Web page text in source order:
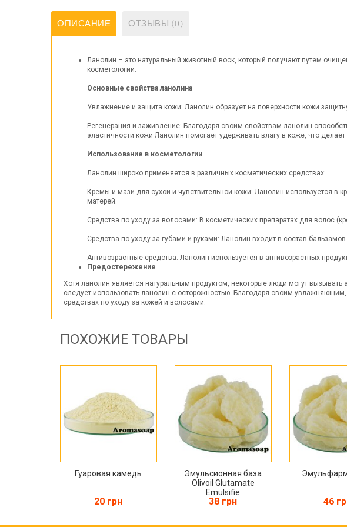
ОПИСАНИЕ ОТЗЫВЫ (0)
Ланолин – это натуральный животный воск, который получают путем
косметологии.
Основные свойства ланолина
Увлажнение и защита кожи: Ланолин образует на поверхности кожи
Регенерация и заживление: Благодаря своим свойствам ланолин
эластичности кожи Ланолин помогает удерживать влагу в коже, что
Использование в косметологии
Ланолин широко применяется в различных косметических средствах:
Кремы и мази для сухой и чувствительной кожи: Ланолин используется в
матерей.
Средства по уходу за волосами: В косметических препаратах для волос
Средства по уходу за губами и руками: Ланолин входит в состав
Антивозрастные средства: Ланолин используется в антивозрастных
Предостережение
Хотя ланолин является натуральным продуктом, некоторые люди могут
следует использовать ланолин с осторожностью. Благодаря своим
средствах по уходу за кожей и волосами.
ПОХОЖИЕ ТОВАРЫ
Гуаровая камедь
20 грн
Эмульсионная база
Olivoil Glutamate
Emulsifie
38 грн 46